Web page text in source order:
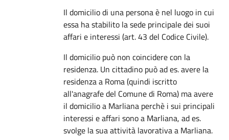
Il domicilio di una persona è nel luogo in cui
essa ha stabilito la sede principale dei suoi
affari e interessi (art. 43 del Codice Civile).
Il domicilio può non coincidere con la
residenza. Un cittadino può ad es. avere la
residenza a Roma (quindi iscritto
all'anagrafe del Comune di Roma) ma avere
il domicilio a Marliana perchè i sui principali
interessi e affari sono a Marliana, ad es.
svolge la sua attività lavorativa a Marliana.